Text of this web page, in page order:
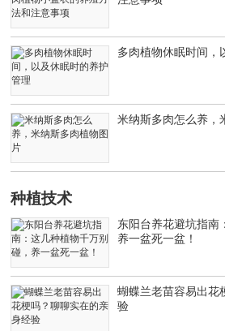
多肉植物休眠时间，
米纳斯多肉怎么养，
种植技术
东阳台养花避坑指南
养一盆死一盆！
蝴蝶兰老苗容易出花
验